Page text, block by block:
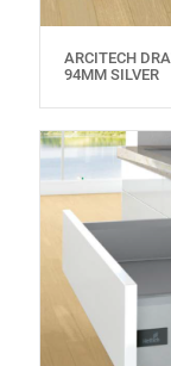
ARCITECH
94MM SILVER